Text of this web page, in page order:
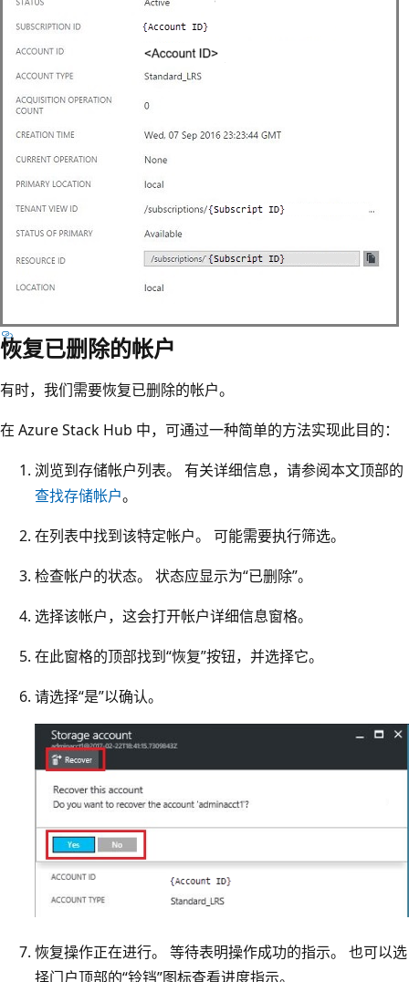
恢复已删除的帐户
有时，我们需要恢复已删除的帐户。
在 Azure Stack Hub 中，可通过一种简单的方法实现此目的：
浏览到存储帐户列表。 有关详细信息，请参阅本文顶部的
查找存储帐户。
在列表中找到该特定帐户。 可能需要执行筛选。
检查帐户的状态。 状态应显示为“已删除”。
选择该帐户，这会打开帐户详细信息窗格。
在此窗格的顶部找到“恢复”按钮，并选择它。
请选择“是”以确认。
恢复操作正在进行。 等待表明操作成功的指示。 也可以选
择门户顶部的“铃铛”图标查看进度指示。